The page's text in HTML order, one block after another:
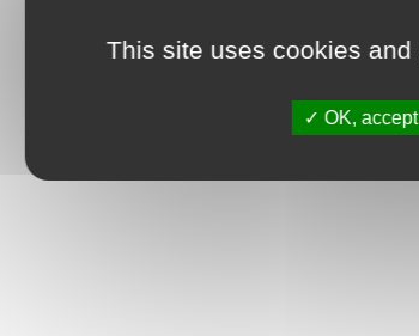
This site uses cookies
OK, accept